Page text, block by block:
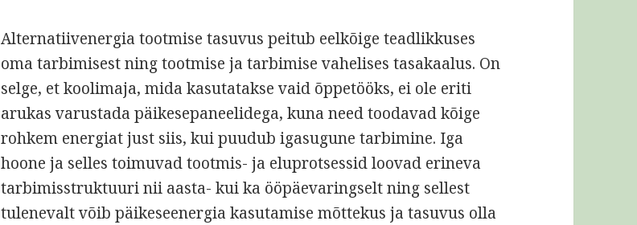
Alternatiivenergia tootmise tasuvus peitub eelkõige teadlikkuses
oma tarbimisest ning tootmise ja tarbimise vahelises tasakaalus. On
selge, et koolimaja, mida kasutatakse vaid õppetööks, ei ole eriti
arukas varustada päikesepaneelidega, kuna need toodavad kõige
rohkem energiat just siis, kui puudub igasugune tarbimine. Iga
hoone ja selles toimuvad tootmis- ja eluprotsessid loovad erineva
tarbimisstruktuuri nii aasta- kui ka ööpäevaringselt ning sellest
tulenevalt võib päikeseenergia kasutamise mõttekus ja tasuvus olla